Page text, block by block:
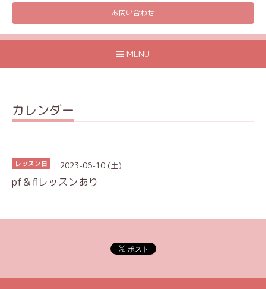
お問い合わせ
MENU
カレンダー
レッスン日 2023-06-10 (土)
pf＆flレッスンあり